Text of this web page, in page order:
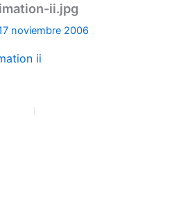
ii.jpg
noviembre 2006